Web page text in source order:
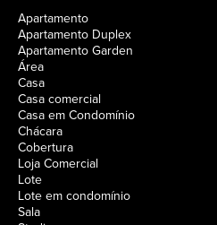
Apartamento
Apartamento Duplex
Apartamento Garden
Área
Casa
Casa comercial
Casa em Condomínio
Chácara
Cobertura
Loja Comercial
Lote
Lote em condomínio
Sala